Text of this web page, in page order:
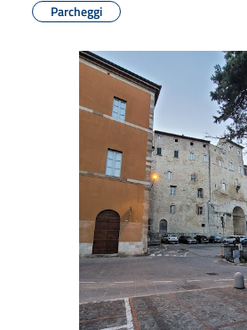
Parcheggi